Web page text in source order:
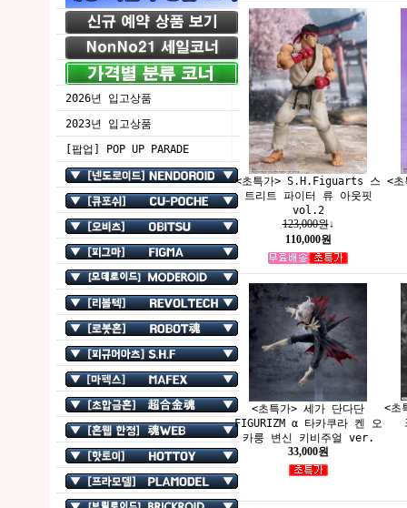
2026년 입고상품
2023년 입고상품
[팝업] POP UP PARADE
<초특가> S.H.Figuarts 스
트리트 파이터 류 아웃핏
vol.2
123,000원↓
110,000원
<
<초특가> 세가 단다단
FIGURIZM α 타카쿠라 켄 오
카룽 변신 키비주얼 ver.
33,000원
<초